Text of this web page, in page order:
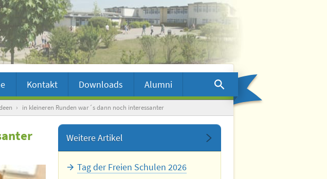
Kontakt Downloads
Alumni
› in kleineren Runden war´s dann noch interessanter
Weitere Artikel
Tag der Freien Schulen 2026